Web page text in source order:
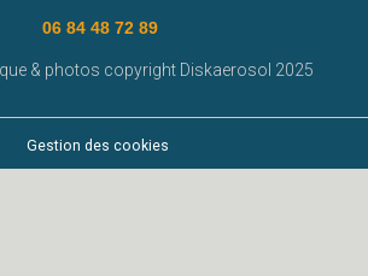
06 84 48 72 89
& photos copyright Diskaerosol 2025
Gestion des cookies